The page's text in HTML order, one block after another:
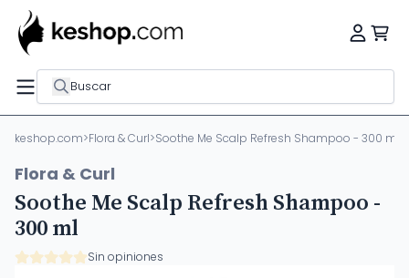
Buscar
keshop.com>Flora & Curl>Soothe Me Scalp Refresh Shampoo - 300 ml
Flora & Curl
Soothe Me Scalp Refresh Shampoo -
300 ml
Sin opiniones